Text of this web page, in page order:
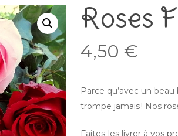
Roses
4,50 €
Parce qu’avec un
trompe jamais ! Nos
Faites-les livrer à vos